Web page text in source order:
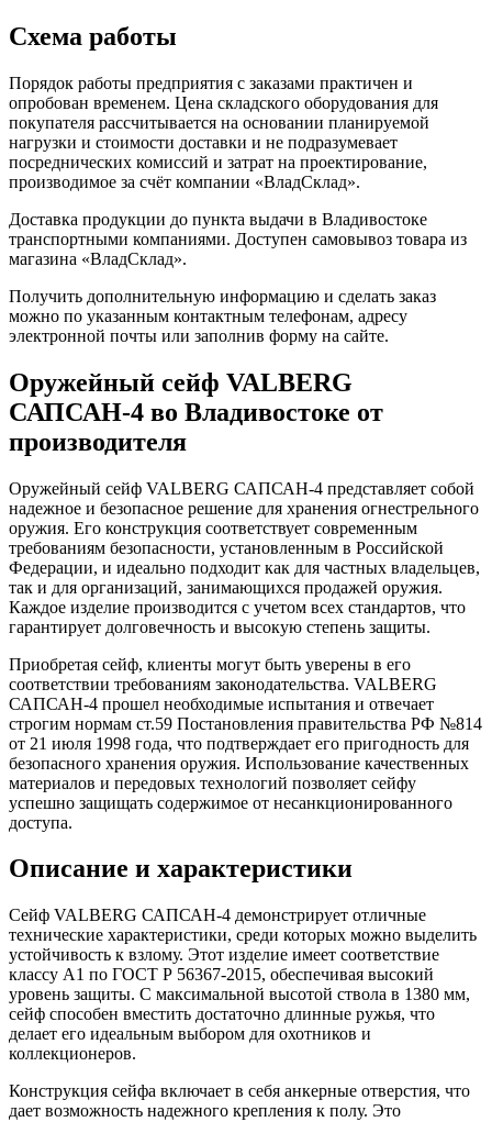
Схема работы
Порядок работы предприятия с заказами практичен и
опробован временем. Цена складского оборудования для
покупателя рассчитывается на основании планируемой
нагрузки и стоимости доставки и не подразумевает
посреднических комиссий и затрат на проектирование,
производимое за счёт компании «ВладСклад».
Доставка продукции до пункта выдачи в Владивостоке
транспортными компаниями. Доступен самовывоз товара из
магазина «ВладСклад».
Получить дополнительную информацию и сделать заказ
можно по указанным контактным телефонам, адресу
электронной почты или заполнив форму на сайте.
Оружейный сейф VALBERG
САПСАН-4 во Владивостоке от
производителя
Оружейный сейф VALBERG САПСАН-4 представляет собой
надежное и безопасное решение для хранения огнестрельного
оружия. Его конструкция соответствует современным
требованиям безопасности, установленным в Российской
Федерации, и идеально подходит как для частных владельцев,
так и для организаций, занимающихся продажей оружия.
Каждое изделие производится с учетом всех стандартов, что
гарантирует долговечность и высокую степень защиты.
Приобретая сейф, клиенты могут быть уверены в его
соответствии требованиям законодательства. VALBERG
САПСАН-4 прошел необходимые испытания и отвечает
строгим нормам ст.59 Постановления правительства РФ №814
от 21 июля 1998 года, что подтверждает его пригодность для
безопасного хранения оружия. Использование качественных
материалов и передовых технологий позволяет сейфу
успешно защищать содержимое от несанкционированного
доступа.
Описание и характеристики
Сейф VALBERG САПСАН-4 демонстрирует отличные
технические характеристики, среди которых можно выделить
устойчивость к взлому. Этот изделие имеет соответствие
классу А1 по ГОСТ Р 56367-2015, обеспечивая высокий
уровень защиты. С максимальной высотой ствола в 1380 мм,
сейф способен вместить достаточно длинные ружья, что
делает его идеальным выбором для охотников и
коллекционеров.
Конструкция сейфа включает в себя анкерные отверстия, что
дает возможность надежного крепления к полу. Это